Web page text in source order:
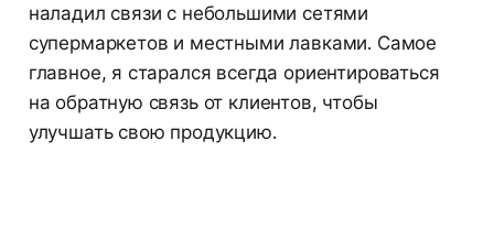
наладил связи с небольшими сетями
супермаркетов и местными лавками. Самое
главное, я старался всегда ориентироваться
на обратную связь от клиентов, чтобы
улучшать свою продукцию.